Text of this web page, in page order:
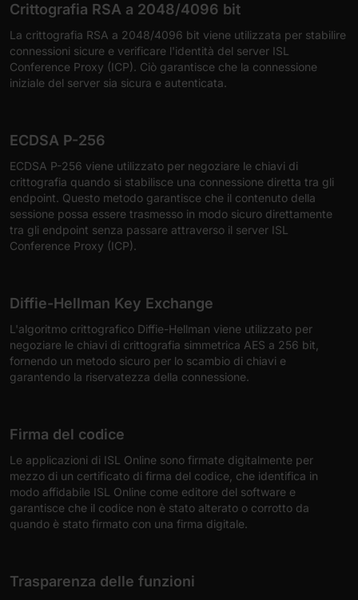
Crittografia RSA a 2048/4096 bit
La crittografia RSA a 2048/4096 bit viene utilizzata per stabilire
connessioni sicure e verificare l'identità del server ISL
Conference Proxy (ICP). Ciò garantisce che la connessione
iniziale del server sia sicura e autenticata.
ECDSA P-256
ECDSA P-256 viene utilizzato per negoziare le chiavi di
crittografia quando si stabilisce una connessione diretta tra gli
endpoint. Questo metodo garantisce che il contenuto della
sessione possa essere trasmesso in modo sicuro direttamente
tra gli endpoint senza passare attraverso il server ISL
Conference Proxy (ICP).
Diffie-Hellman Key Exchange
L'algoritmo crittografico Diffie-Hellman viene utilizzato per
negoziare le chiavi di crittografia simmetrica AES a 256 bit,
fornendo un metodo sicuro per lo scambio di chiavi e
garantendo la riservatezza della connessione.
Firma del codice
Le applicazioni di ISL Online sono firmate digitalmente per
mezzo di un certificato di firma del codice, che identifica in
modo affidabile ISL Online come editore del software e
garantisce che il codice non è stato alterato o corrotto da
quando è stato firmato con una firma digitale.
Trasparenza delle funzioni